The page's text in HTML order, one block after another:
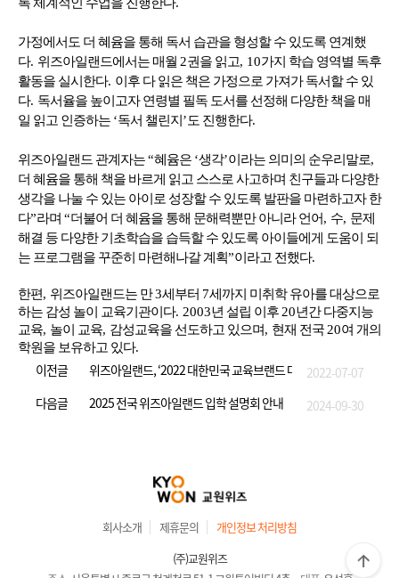
가정에서도 더 혜윰을 통해 독서 습관을 형성할 수 있도록 연계했
다. 위즈아일랜드에서는 매월 2권을 읽고, 10가지 학습 영역별 독후
활동을 실시한다. 이후 다 읽은 책은 가정으로 가져가 독서할 수 있
다. 독서율을 높이고자 연령별 필독 도서를 선정해 다양한 책을 매
일 읽고 인증하는 ‘독서 챌린지 ’도 진행한다.
위즈아일랜드 관계자는“혜윰은 ‘생각’이라는 의미의 순우리말로,
더 혜윰을 통해 책을 바르게 읽고 스스로 사고하며 친구들과 다양한
생각을 나눌 수 있는 아이로 성장할 수 있도록 발판을 마련하고자 한
다”라며 “더불어 더 혜윰을 통해 문해력뿐만 아니라 언어, 수, 문제
해결 등 다양한 기초학습을 습득할 수 있도록 아이들에게 도움이 되
는 프로그램을 꾸준히 마련해나갈 계획”이라고 전했다.
한편, 위즈아일랜드는 만3세부터 7세까지 미취학 유아를 대상으로
하는 감성 놀이 교육기관이다. 2003년 설립 이후 20년간 다중지능
교육, 놀이 교육, 감성교육을 선도하고 있으며, 현재 전국 20여 개의
학원을 보유하고 있다.
이전글 위즈아일랜드, ‘2022 대한민국 교육브랜드 대상’ 수상2022-07-07
다음글
2025 전국 위즈아일랜드 입학 설명회 안내 2024-09-30
회사소개 제휴문의
개인정보 처리방침
(주)교원위즈